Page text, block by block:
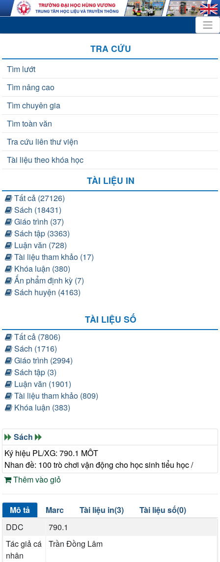
TRA CỨU
Tìm lướt
Tìm nâng cao
Tìm chuyên gia
Tìm toàn văn
Tra cứu liên thư viện
Tài liệu theo khóa học
TÀI LIỆU IN
Tất cả (27126)
Sách (18431)
Giáo trình (37)
Sách tập (3363)
Luận văn (728)
Tài liệu tham khảo (17)
Khóa luận (380)
Ấn phẩm định kỳ (7)
Sách huyện (4163)
TÀI LIỆU SỐ
Tất cả (7806)
Sách (1716)
Giáo trình (2994)
Sách tập (3)
Luận văn (1901)
Tài liệu tham khảo (809)
Khóa luận (383)
Sách
Ký hiệu PL/XG: 790.1 MÔT
Nhan đề: 100 trò chơi vận động cho học sinh tiểu học /
Thêm vào giỏ
Mô tả Marc Tài liệu in(3)
Tài liệu số(0)
DDC
790.1
Tác giả cá
nhân
Trần Đồng Lâm